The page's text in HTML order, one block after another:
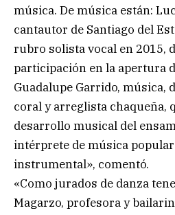
música. De música están:
cantautor de Santiago del
rubro solista vocal en 2015,
participación en la apertura
Guadalupe Garrido, música,
coral y arreglista chaqueña,
desarrollo musical del
intérprete de música
instrumental», comentó.
«Como jurados de danza
Magarzo, profesora y